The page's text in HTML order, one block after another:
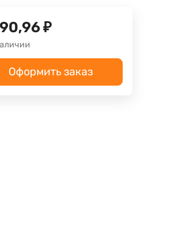
₽
Оформить заказ